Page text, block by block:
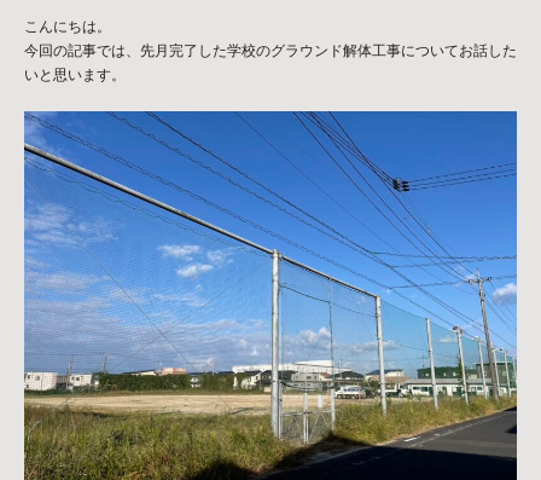
こんにちは。
今回の記事では、先月完了した学校のグラウンド解体工事についてお話した
いと思います。